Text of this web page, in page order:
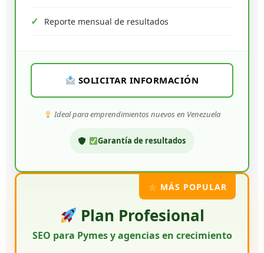
Reporte mensual de resultados
SOLICITAR INFORMACIÓN
Ideal para emprendimientos nuevos en Venezuela
Garantía de resultados
MÁS POPULAR
Plan Profesional
SEO para Pymes y agencias en crecimiento